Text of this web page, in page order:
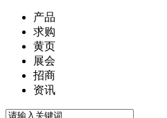
产品
求购
黄页
展会
招商
资讯